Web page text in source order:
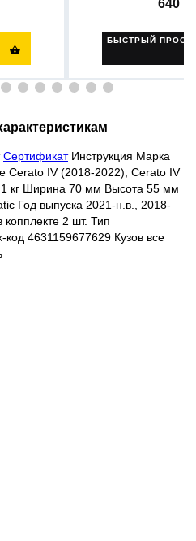

640
БЫСТРЫЙ
СертификатИнструкция Марка
Cerato IV (2018-2022), Cerato IV
кг Ширина 70 мм Высота 55 мм
Год выпуска 2021-н.в., 2018-
2 шт. Тип
4631159677629 Кузов все